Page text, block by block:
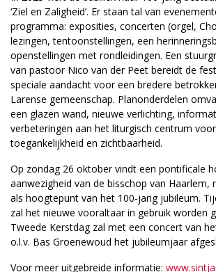
‘Ziel en Zaligheid’. Er staan tal van
programma: exposities, concerten (orgel,
lezingen, tentoonstellingen, een
openstellingen met rondleidingen. Een
van pastoor Nico van der Peet bereidt de
speciale aandacht voor een bredere
Larense gemeenschap. Planonderdelen
een glazen wand, nieuwe verlichting,
verbeteringen aan het liturgisch centrum
toegankelijkheid en zichtbaarheid.
Op zondag 26 oktober vindt een pontificale
aanwezigheid van de bisschop van Haarlem,
als hoogtepunt van het 100-jarig jubileum.
zal het nieuwe vooraltaar in gebruik worden
Tweede Kerstdag zal met een concert van
o.l.v. Bas Groenewoud het jubileumjaar
Voor meer uitgebreide informatie: